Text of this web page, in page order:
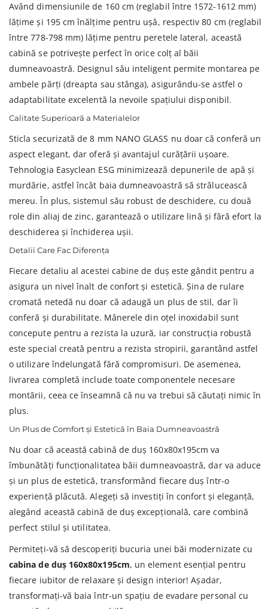
Având dimensiunile de 160 cm (reglabil între 1572-1612 mm)
lățime și 195 cm înălțime pentru ușă, respectiv 80 cm (reglabil
între 778-798 mm) lățime pentru peretele lateral, această
cabină se potrivește perfect în orice colț al băii
dumneavoastră. Designul său inteligent permite montarea pe
ambele părți (dreapta sau stânga), asigurându-se astfel o
adaptabilitate excelentă la nevoile spațiului disponibil.
Calitate Superioară a Materialelor
Sticla securizată de 8 mm NANO GLASS nu doar că conferă un
aspect elegant, dar oferă și avantajul curățării ușoare.
Tehnologia Easyclean ESG minimizează depunerile de apă și
murdărie, astfel încât baia dumneavoastră să strălucească
mereu. În plus, sistemul său robust de deschidere, cu două
role din aliaj de zinc, garantează o utilizare lină și fără efort la
deschiderea și închiderea ușii.
Detalii Care Fac Diferența
Fiecare detaliu al acestei cabine de duș este gândit pentru a
asigura un nivel înalt de confort și estetică. Șina de rulare
cromată netedă nu doar că adaugă un plus de stil, dar îi
conferă și durabilitate. Mânerele din oțel inoxidabil sunt
concepute pentru a rezista la uzură, iar construcția robustă
este special creată pentru a rezista stropirii, garantând astfel
o utilizare îndelungată fără compromisuri. De asemenea,
livrarea completă include toate componentele necesare
montării, ceea ce înseamnă că nu va trebui să căutați nimic în
plus.
Un Plus de Comfort și Estetică în Baia Dumneavoastră
Nu doar că această cabină de duș 160x80x195cm va
îmbunătăți funcționalitatea băii dumneavoastră, dar va aduce
și un plus de estetică, transformând fiecare duș într-o
experiență plăcută. Alegeți să investiți în confort și eleganță,
alegând această cabină de duș excepțională, care combină
perfect stilul și utilitatea.
Permiteți-vă să descoperiți bucuria unei băi modernizate cu
cabina de duș 160x80x195cm, un element esențial pentru
fiecare iubitor de relaxare și design interior! Așadar,
transformați-vă baia într-un spațiu de evadare personal cu